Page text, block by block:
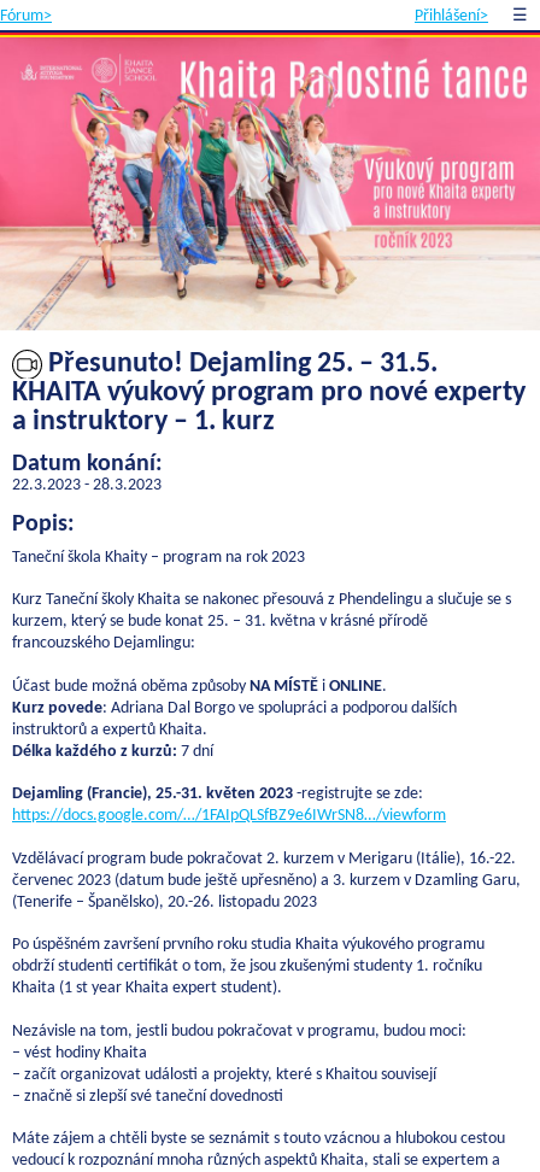
Fórum> Přihlášení> ☰
Přesunuto! Dejamling 25. – 31.5.
KHAITA výukový program pro nové experty
a instruktory – 1. kurz
Datum konání:
22.3.2023 - 28.3.2023
Popis:
Taneční škola Khaity – program na rok 2023
Kurz Taneční školy Khaita se nakonec přesouvá z Phendelingu a slučuje se s
kurzem, který se bude konat 25. – 31. května v krásné přírodě
francouzského Dejamlingu:
Účast bude možná oběma způsoby NA MÍSTĚ i ONLINE.
Kurz povede: Adriana Dal Borgo ve spolupráci a podporou dalších
instruktorů a expertů Khaita.
Délka každého z kurzů: 7 dní
Dejamling (Francie), 25.-31. květen 2023 -registrujte se zde:
https://docs.google.com/…/1FAIpQLSfBZ9e6IWrSN8…/viewform
Vzdělávací program bude pokračovat 2. kurzem v Merigaru (Itálie), 16.-22.
červenec 2023 (datum bude ještě upřesněno) a 3. kurzem v Dzamling Garu,
(Tenerife – Španělsko), 20.-26. listopadu 2023
Po úspěšném završení prvního roku studia Khaita výukového programu
obdrží studenti certifikát o tom, že jsou zkušenými studenty 1. ročníku
Khaita (1 st year Khaita expert student).
Nezávisle na tom, jestli budou pokračovat v programu, budou moci:
– vést hodiny Khaita
– začít organizovat události a projekty, které s Khaitou souvisejí
– značně si zlepší své taneční dovednosti
Máte zájem a chtěli byste se seznámit s touto vzácnou a hlubokou cestou
vedoucí k rozpoznání mnoha různých aspektů Khaita, stali se expertem a